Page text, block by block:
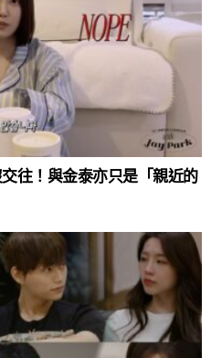
往！與金泰亦只是「親近的